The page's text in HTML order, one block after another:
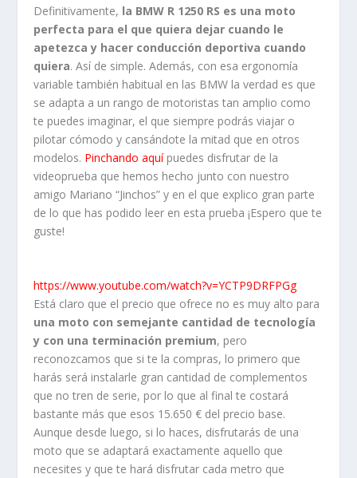
Definitivamente, la BMW R 1250 RS es una moto
perfecta para el que quiera dejar cuando le
apetezca y hacer conducción deportiva cuando
quiera. Así de simple. Además, con esa ergonomía
variable también habitual en las BMW la verdad es que
se adapta a un rango de motoristas tan amplio como
te puedes imaginar, el que siempre podrás viajar o
pilotar cómodo y cansándote la mitad que en otros
modelos. Pinchando aquípuedes disfrutar de la
videoprueba que hemos hecho junto con nuestro
amigo Mariano “Jinchos” y en el que explico gran parte
de lo que has podido leer en esta prueba ¡Espero que te
guste!
https://www.youtube.com/watch?v=YCTP9DRFPGg
Está claro que el precio que ofrece no es muy alto para
una moto con semejante cantidad de tecnología
y con una terminación premium, pero
reconozcamos que si te la compras, lo primero que
harás será instalarle gran cantidad de complementos
que no tren de serie, por lo que al final te costará
bastante más que esos 15.650 € del precio base.
Aunque desde luego, si lo haces, disfrutarás de una
moto que se adaptará exactamente aquello que
necesites y que te hará disfrutar cada metro que